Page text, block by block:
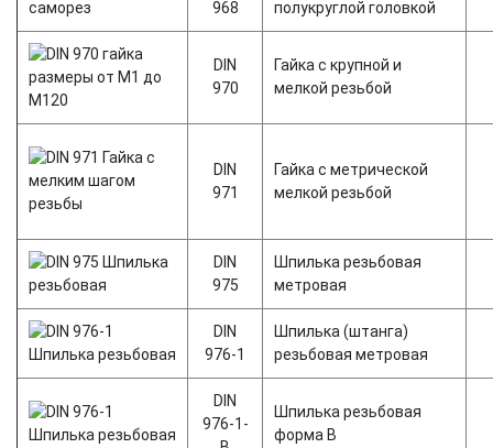
968
полукруглой головкой
DIN
970
Гайка с крупной и
мелкой резьбой
DIN
971
Гайка с метрической
мелкой резьбой
DIN
975
Шпилька резьбовая
метровая
DIN
976-1
Шпилька (штанга)
резьбовая метровая
DIN
976-1-
Шпилька резьбовая
форма В